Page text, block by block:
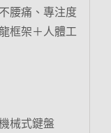
腰痛、專注度
框架＋人體工
械式鍵盤